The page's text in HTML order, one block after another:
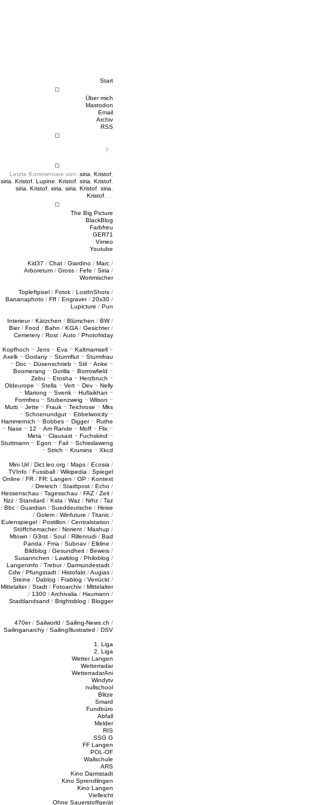
Start
Über mich
Mastodon
Email
Archiv
RSS
Letzte Kommentare von: siria Kristof
siria
Kristof Lupine Kristof siria Kristof
siria
Kristof siria siria Kristof siria
Kristof
The Big Picture
BlackBlog
Farbfreu
GER71
Vimeo
Youtube
Kid37 / Chat / Giardino / Marc /
Arboretum / Gross / Fefe / Siria /
Wortmischer
Topleftpixel / Fotok / LostInShots /
Bananaphoto / Fff / Engraver/ 20x30 /
Lupicture / Pun
Interieur/ Kätzchen / Blümchen / BW/
Bier/ Food / Bahn / KGA / Gesichter/
Cemetery / Rost /Auto / Photofriday
Kopfhoch ~ Jens ~ Eva ~ Kaltmamsell ~
Axelk ~ Godany ~ Sturmflut ~ Sturmfrau
~ Doc ~ Düsenschrieb ~ Stil ~Anke ~
Boomerang ~ Gorilla ~ Borrowfield ~
Zebu ~ Etosha ~ Herzbruch ~
Oldeurope ~ Stella ~ Vert ~ Dev ~ Nelly
~ Mariong ~ Svenk ~ Huflaikhan ~
Formfreu ~ Stubenzweig ~ Wilson ~
Mutti ~ Jette ~ Frauk ~ Teichrose ~ Mks
~ Schoenundgut ~ Ebbelwoicity ~
Hammernich ~ Bobbes ~ Digger~ Ruthe
~ Nase ~ 12 ~Am Rande ~ Moff ~ Flix ~
Meta ~ Clausast ~ Fuchskind ~
Stuttmann ~ Egon ~ Fail ~ Schisslaweng
~ Strich ~ Krumins ~ Xkcd
Mini Url / Dict.leo.org / Maps / Ecosia /
TVInfo / Fussball / Wikipedia / Spiegel
Online / FR / FR: Langen / OP / Kontext
/ Dreieich / Stadtpost / Echo /
Hessenschau / Tagesschau / FAZ / Zeit /
Nzz / Standard / Ksta / Waz / Nrhz / Taz
/ Bbc / Guardian / Sueddeutsche / Heise
/ Golem / Winfuture / Titanic /
Eulenspiegel / Postillon / Centralstation /
Stöffchemacher/ Norient / Mashup /
Mtown / G3rst / Soul / Rillenrudi / Bad
Panda / Fma / Subnav / Elkline /
Bildblog / Gesundheit / Beweis /
Susannchen / Lawblog / Philoblog /
Langeninfo / Trebur/ Darmundestadt /
Cdw/ Pfungstadt / Histofakt /Augias /
Steine / Dablog / Frablog / Verrückt /
Mittelalter/ Stadt / Fotoarchiv / Mittelalter
/ 1300 /Archivalia / Haumann /
Stadtlandsand / Brightsblog / Blogger
470er/ Sailworld / Sailing-News.ch /
Sailinganarchy / SailingIllustrated / DSV
1. Liga
2. Liga
Wetter Langen
Wetterradar
WetterradarAni
Windytv
nullschool
Blitze
Smard
Fundbüro
Abfall
Melder
RIS
SSG G
FF Langen
POL-OF
Wallschule
ARS
Kino Darmstadt
Kino Sprendlingen
Kino Langen
Vielleicht
Ohne Sauerstoffgerät